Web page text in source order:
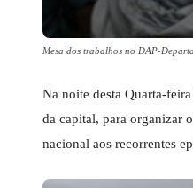
Mesa dos trabalhos no DAP-
Na noite desta Quarta-
da capital, para organizar
nacional aos recorrentes